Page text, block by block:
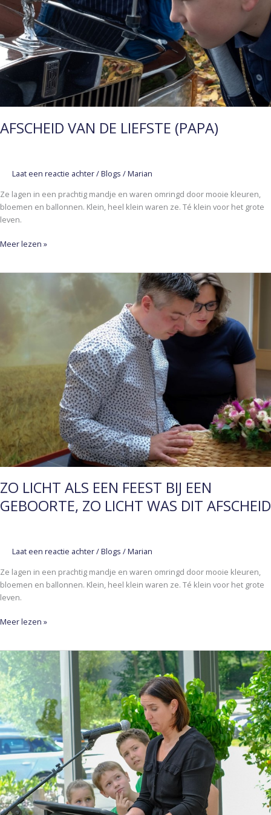
AFSCHEID VAN DE LIEFSTE (PAPA)
Laat een reactie achter/Blogs /Marian
Ze lagen in een prachtig mandje en waren omringd door mooie kleuren,
bloemen en ballonnen. Klein, heel klein waren ze. Té klein voor het grote
leven.
Meer lezen »
ZO LICHT ALS EEN FEEST BIJ EEN
GEBOORTE, ZO LICHT WAS DIT AFSCHEID
Laat een reactie achter/Blogs /Marian
Ze lagen in een prachtig mandje en waren omringd door mooie kleuren,
bloemen en ballonnen. Klein, heel klein waren ze. Té klein voor het grote
leven.
BIJ
GEBOORTE,
LICHT
WAS
DIT
AFSCHEID
Meer lezen »
AFSCHEID
VAN
OMA